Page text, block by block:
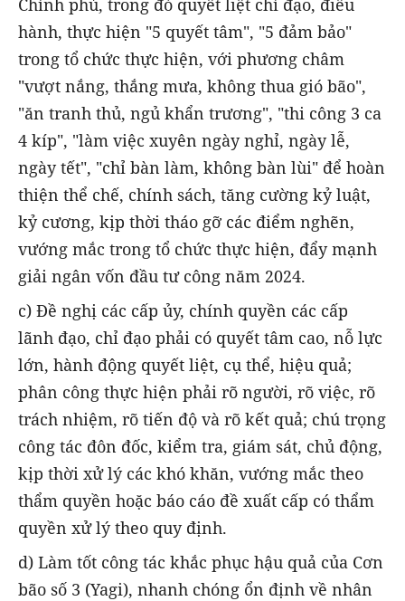
hành, thực hiện "5 quyết tâm", "5 đảm bảo"
trong tổ chức thực hiện, với phương châm
"vượt nắng, thắng mưa, không thua gió bão",
"ăn tranh thủ, ngủ khẩn trương", "thi công 3 ca
4 kíp", "làm việc xuyên ngày nghỉ, ngày lễ,
ngày tết", "chỉ bàn làm, không bàn lùi" để hoàn
thiện thể chế, chính sách, tăng cường kỷ luật,
kỷ cương, kịp thời tháo gỡ các điểm nghẽn,
vướng mắc trong tổ chức thực hiện, đẩy mạnh
giải ngân vốn đầu tư công năm 2024.
c) Đề nghị các cấp ủy, chính quyền các cấp
lãnh đạo, chỉ đạo phải có quyết tâm cao, nỗ lực
lớn, hành động quyết liệt, cụ thể, hiệu quả;
phân công thực hiện phải rõ người, rõ việc, rõ
trách nhiệm, rõ tiến độ và rõ kết quả; chú trọng
công tác đôn đốc, kiểm tra, giám sát, chủ động,
kịp thời xử lý các khó khăn, vướng mắc theo
thẩm quyền hoặc báo cáo đề xuất cấp có thẩm
quyền xử lý theo quy định.
d) Làm tốt công tác khắc phục hậu quả của Cơn
bão số 3 (Yagi), nhanh chóng ổn định về nhân